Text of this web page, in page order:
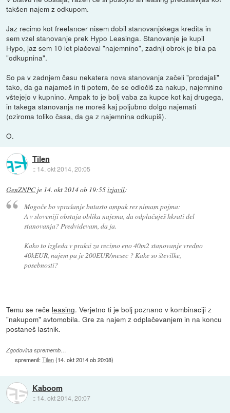
takšen najem z odkupom.
Jaz recimo kot freelancer nisem dobil stanovanjskega kredita in
sem vzel stanovanje prek Hypo Leasinga. Stanovanje je kupil
Hypo, jaz sem 10 let plačeval "najemnino", zadnji obrok je bila pa
"odkupnina".
So pa v zadnjem času nekatera nova stanovanja začeli "prodajali"
tako, da ga najameš in ti potem, če se odločiš za nakup, najemnino
vštejejo v kupnino. Ampak to je bolj vaba za kupce kot kaj drugega,
in takega stanovanja ne moreš kaj poljubno dolgo najemati
(oziroma toliko časa, da ga z najemnina odkupiš).
O.
Tilen
:: 14. okt 2014, 20:05
GenZNPCje 14. okt 2014 ob 19:55izjavil:
Mogoče bo vprašanje butasto ampak res nimam pojma:
A v sloveniji obstaja oblika najema, da odplačuješ hkrati del
stanovanja? Predvidevam, da ja.
Kako to izgleda v praksi za recimo eno 40m2 stanovanje vredno
40kEUR, najem pa je 200EUR/mesec ? Kake so številke,
posebnosti?
Temu se reče leasing. Verjetno ti je bolj poznano v kombinaciji z
"nakupom" avtomobila. Gre za najem z odplačevanjem in na koncu
postaneš lastnik.
Zgodovina sprememb…
spremenil:Tilen(14. okt 2014 ob 20:08)
Kaboom
:: 14. okt 2014, 20:07